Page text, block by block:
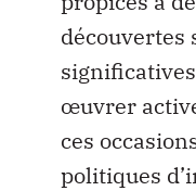
découvertes
œuvrer
ces
politiques